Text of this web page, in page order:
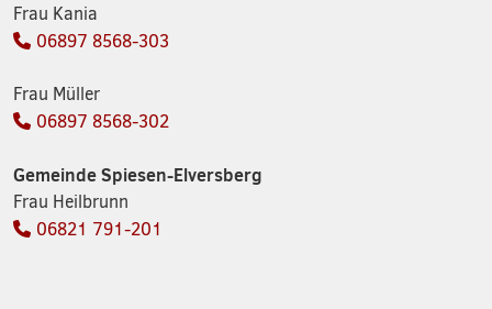
Frau Kania
06897 8568-303
Frau Müller
06897 8568-302
Gemeinde Spiesen-Elversberg
Frau Heilbrunn
06821 791-201